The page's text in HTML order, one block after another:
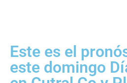
Este es el
este domingo